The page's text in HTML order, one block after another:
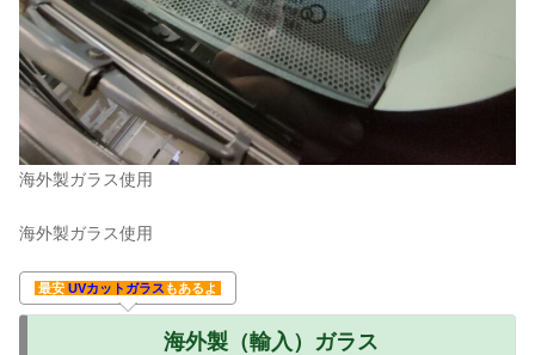
海外製ガラス使用
海外製ガラス使用
最安 UVカットガラス もあるよ
海外製（輸入）ガラス